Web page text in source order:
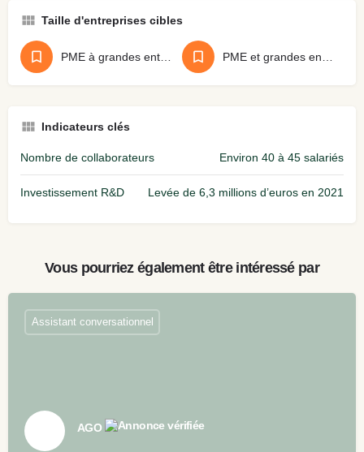
Taille d'entreprises cibles
Indicateurs clés
Nombre de collaborateurs Environ 40 à 45 salariés
Investissement R&D Levée de 6,3 millions d’euros en 2021
Vous pourriez également être intéressé par
AGO
Assistant conversationnel